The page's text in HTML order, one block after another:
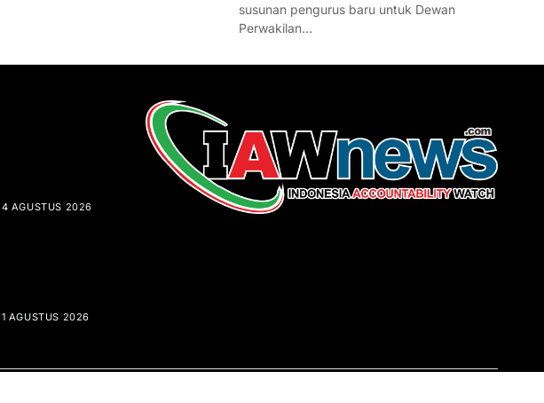
susunan pengurus baru untuk Dewan
Perwakilan…
4 AGUSTUS 2026
1 AGUSTUS 2026